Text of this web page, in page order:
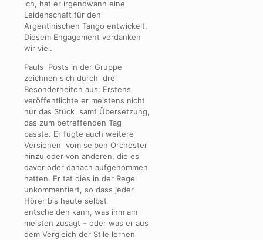
ich, hat er irgendwann eine
Leidenschaft für den
Argentinischen Tango entwickelt.
Diesem Engagement verdanken
wir viel.
Pauls Posts in der Gruppe
zeichnen sich durch drei
Besonderheiten aus: Erstens
veröffentlichte er meistens nicht
nur das Stück samt Übersetzung,
das zum betreffenden Tag
passte. Er fügte auch weitere
Versionen vom selben Orchester
hinzu oder von anderen, die es
davor oder danach aufgenommen
hatten. Er tat dies in der Regel
unkommentiert, so dass jeder
Hörer bis heute selbst
entscheiden kann, was ihm am
meisten zusagt – oder was er aus
dem Vergleich der Stile lernen